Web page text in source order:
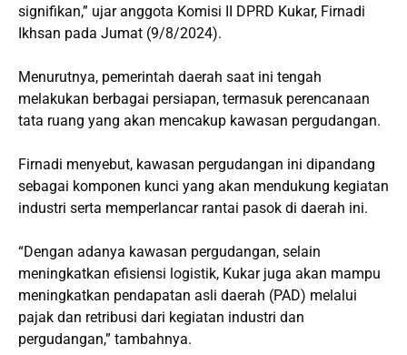
signifikan,” ujar anggota Komisi II DPRD Kukar, Firnadi
Ikhsan pada Jumat (9/8/2024).
Menurutnya, pemerintah daerah saat ini tengah
melakukan berbagai persiapan, termasuk perencanaan
tata ruang yang akan mencakup kawasan pergudangan.
Firnadi menyebut, kawasan pergudangan ini dipandang
sebagai komponen kunci yang akan mendukung kegiatan
industri serta memperlancar rantai pasok di daerah ini.
“Dengan adanya kawasan pergudangan, selain
meningkatkan efisiensi logistik, Kukar juga akan mampu
meningkatkan pendapatan asli daerah (PAD) melalui
pajak dan retribusi dari kegiatan industri dan
pergudangan,” tambahnya.